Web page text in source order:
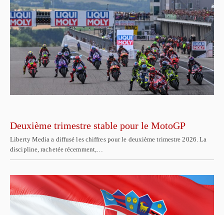
Deuxième trimestre stable pour le MotoGP
Liberty Media a diffusé les chiffres pour le deuxième trimestre 2026. La
discipline, rachetée récemment,…